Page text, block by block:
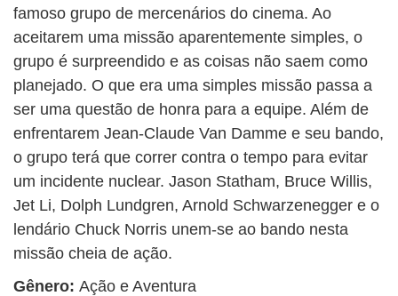
famoso grupo de mercenários do cinema. Ao
aceitarem uma missão aparentemente simples, o
grupo é surpreendido e as coisas não saem como
planejado. O que era uma simples missão passa a
ser uma questão de honra para a equipe. Além de
enfrentarem Jean-Claude Van Damme e seu bando,
o grupo terá que correr contra o tempo para evitar
um incidente nuclear. Jason Statham, Bruce Willis,
Jet Li, Dolph Lundgren, Arnold Schwarzenegger e o
lendário Chuck Norris unem-se ao bando nesta
missão cheia de ação.
Gênero: Ação e Aventura